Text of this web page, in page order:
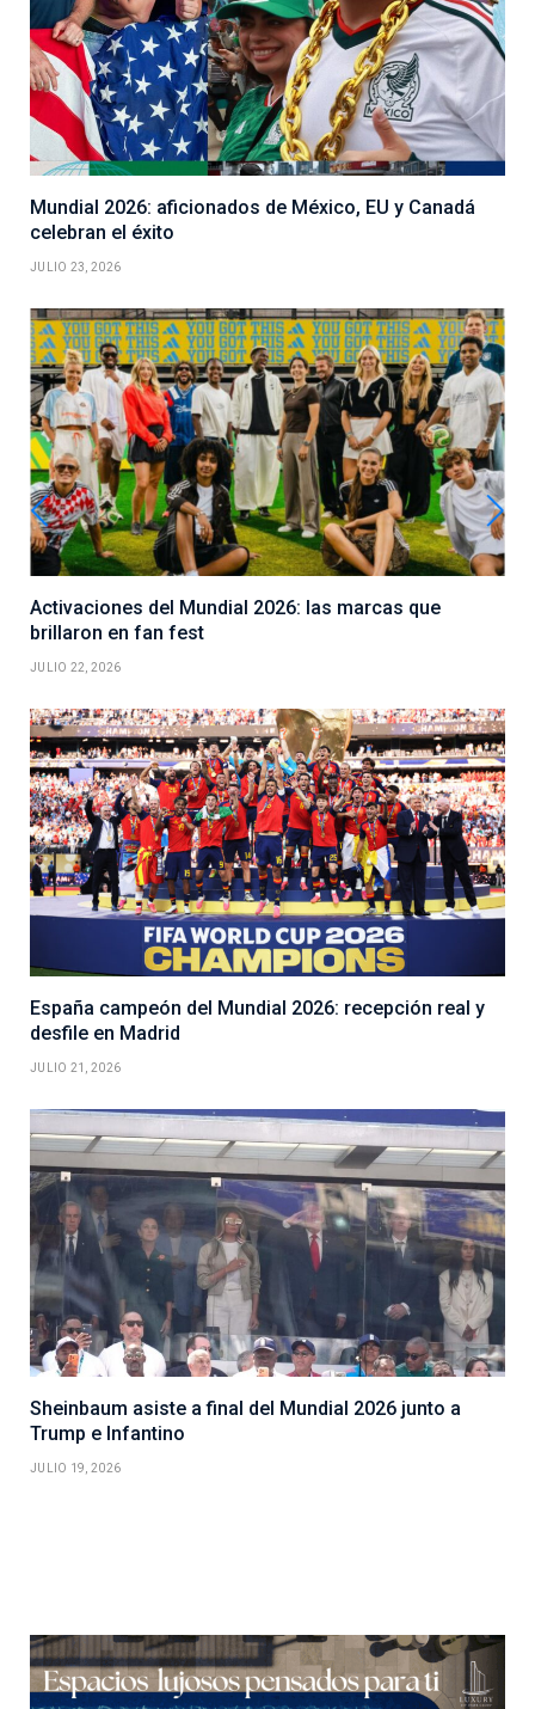
Mundial 2026: aficionados de México, EU y Canadá
celebran el éxito
JULIO 23, 2026
Activaciones del Mundial 2026: las marcas que
brillaron en fan fest
JULIO 22, 2026
España campeón del Mundial 2026: recepción real y
desfile en Madrid
JULIO 21, 2026
Sheinbaum asiste a final del Mundial 2026 junto a
Trump e Infantino
JULIO 19, 2026